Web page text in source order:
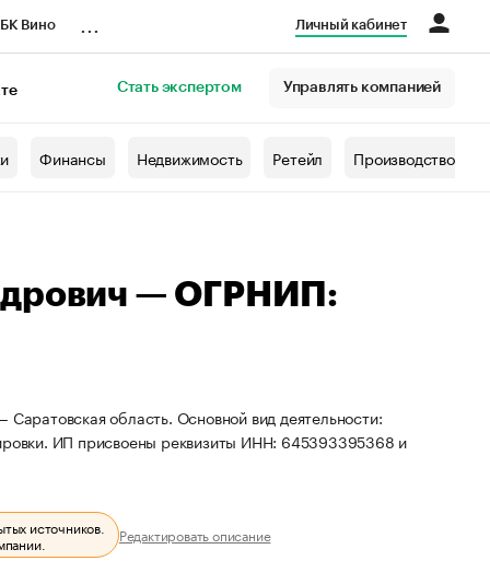
Вино Личный кабинет
Стать экспертом Управлять компанией
Финансы Недвижимость Ретейл Производство
— ОГРНИП:
область. Основной вид деятельности:
ИП присвоены реквизиты ИНН: 645393395368 и
источников.
Редактировать описание